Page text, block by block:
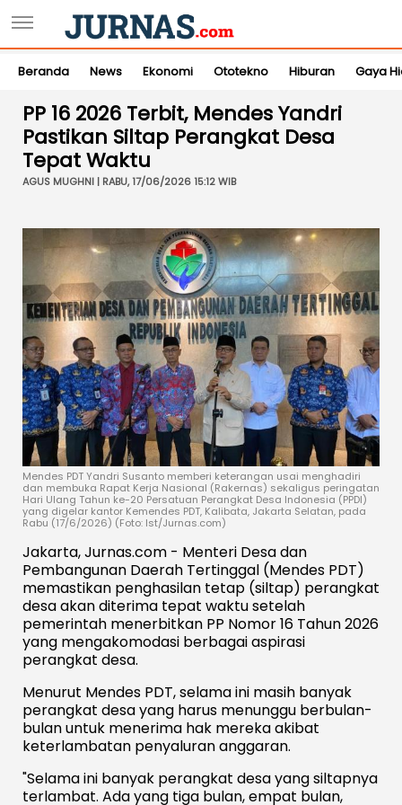
Beranda News Ekonomi Ototekno Hiburan Gaya
PP 16 2026 Terbit, Mendes Yandri
Pastikan Siltap Perangkat Desa
Tepat Waktu
AGUS MUGHNI | RABU, 17/06/2026 15:12 WIB
Mendes PDT Yandri Susanto memberi keterangan usai menghadiri
dan membuka Rapat Kerja Nasional (Rakernas) sekaligus peringatan
Hari Ulang Tahun ke-20 Persatuan Perangkat Desa Indonesia (PPDI)
yang digelar kantor Kemendes PDT, Kalibata, Jakarta Selatan, pada
Rabu (17/6/2026) (Foto: Ist/Jurnas.com)
Jakarta, Jurnas.com - Menteri Desa dan
Pembangunan Daerah Tertinggal (Mendes PDT)
memastikan penghasilan tetap (siltap) perangkat
desa akan diterima tepat waktu setelah
pemerintah menerbitkan PP Nomor 16 Tahun 2026
yang mengakomodasi berbagai aspirasi
perangkat desa.
Menurut Mendes PDT, selama ini masih banyak
perangkat desa yang harus menunggu berbulan-
bulan untuk menerima hak mereka akibat
keterlambatan penyaluran anggaran.
"Selama ini banyak perangkat desa yang siltapnya
terlambat. Ada yang tiga bulan, empat bulan,